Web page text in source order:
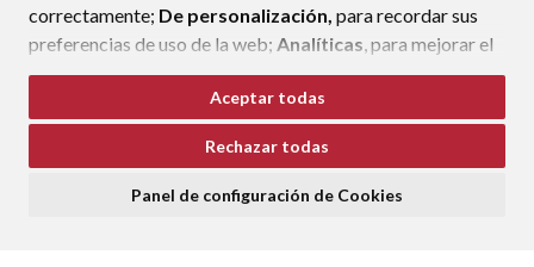
correctamente; De personalización, para recordar sus
preferencias de uso de la web; Analíticas, para mejorar el
funcionamiento de la web y sus servicios.
Si acepta pulsando el botón“Aceptar todas”
consideramos que acepta su uso. Si pulsa el botón
ninguna acción, se guardarán las cookies técnicas
Aceptar todas
Rechazar todas
Panel de configuración de Cookies